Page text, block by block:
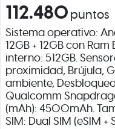
112.480 puntos
Sistema operativo:
12GB + 12GB con
interno: 512GB.
proximidad, Brújula,
ambiente,
Qualcomm
(mAh): 4500mAh.
SIM: Dual SIM (eSIM +